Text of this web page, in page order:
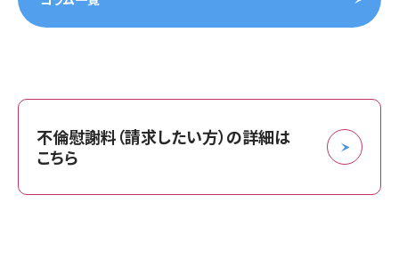
不倫慰謝料（請求したい方）の詳細は
こちら